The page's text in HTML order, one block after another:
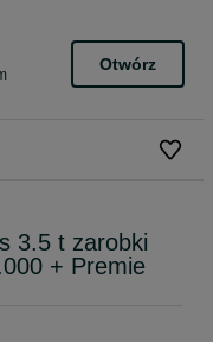
Otwórz
3.5 t zarobki
+ Premie